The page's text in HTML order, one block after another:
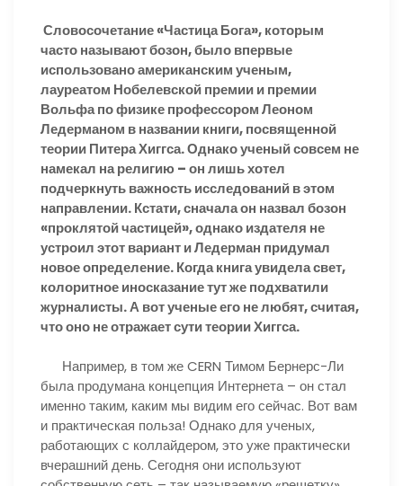
Словосочетание «Частица Бога», которым
часто называют бозон, было впервые
использовано американским ученым,
лауреатом Нобелевской премии и премии
Вольфа по физике профессором Леоном
Ледерманом в названии книги, посвященной
теории Питера Хиггса. Однако ученый совсем не
намекал на религию – он лишь хотел
подчеркнуть важность исследований в этом
направлении. Кстати, сначала он назвал бозон
«проклятой частицей», однако издателя не
устроил этот вариант и Ледерман придумал
новое определение. Когда книга увидела свет,
колоритное иносказание тут же подхватили
журналисты. А вот ученые его не любят, считая,
что оно не отражает сути теории Хиггса.
Например, в том же CERN Тимом Бернерс-Ли
была продумана концепция Интернета – он стал
именно таким, каким мы видим его сейчас. Вот вам
и практическая польза! Однако для ученых,
работающих с коллайдером, это уже практически
вчерашний день. Сегодня они используют